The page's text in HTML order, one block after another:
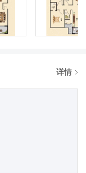
详情